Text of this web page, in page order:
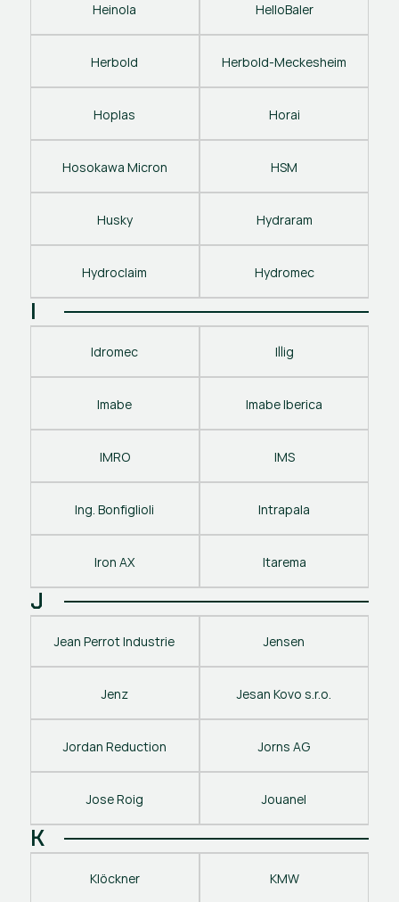
Heinola HelloBaler
Herbold Herbold-Meckesheim
Hoplas Horai
Hosokawa Micron HSM
Husky Hydraram
Hydroclaim Hydromec
I
Idromec Illig
Imabe Imabe Iberica
IMRO IMS
Ing. Bonfiglioli Intrapala
Iron AX Itarema
J
Jean Perrot Industrie Jensen
Jenz Jesan Kovo s.r.o.
Jordan Reduction Jorns AG
Jose Roig Jouanel
K
Klöckner KMW